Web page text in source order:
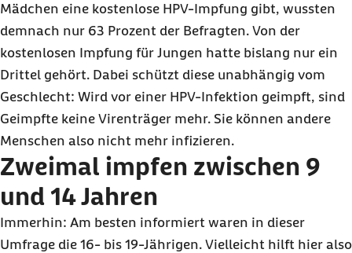
Mädchen eine kostenlose HPV-Impfung gibt, wussten
demnach nur 63 Prozent der Befragten. Von der
kostenlosen Impfung für Jungen hatte bislang nur ein
Drittel gehört. Dabei schützt diese unabhängig vom
Geschlecht: Wird vor einer HPV-Infektion geimpft, sind
Geimpfte keine Virenträger mehr. Sie können andere
Menschen also nicht mehr infizieren.
Zweimal impfen zwischen 9
und 14 Jahren
Immerhin: Am besten informiert waren in dieser
Umfrage die 16- bis 19-Jährigen. Vielleicht hilft hier also